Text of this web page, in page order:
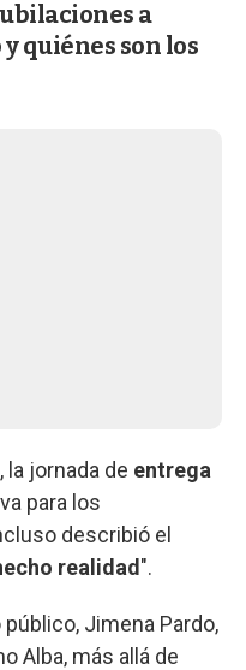
a
quiénes son los
, la jornada de entrega
para los
describió el
realidad ".
Jimena Pardo,
Alba, más allá de